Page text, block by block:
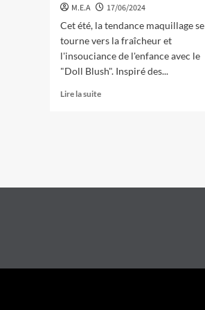
M.E.A
17/06/2024
Cet été, la tendance maquillage se
tourne vers la fraîcheur et
l'insouciance de l'enfance avec le
"Doll Blush". Inspiré des...
Lire la suite